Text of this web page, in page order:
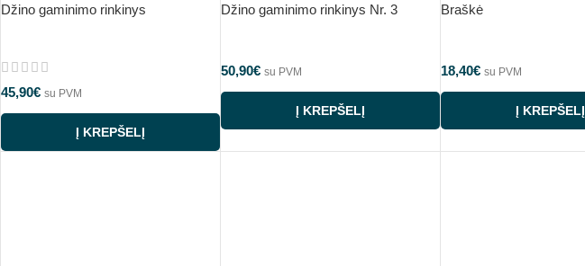
Džino gaminimo rinkinys
45,90€ su PVM
Į KREPŠELĮ
Džino gaminimo rinkinys Nr. 3
50,90€ su PVM
Į KREPŠELĮ
Braškė
18,40€ su PVM
Į KREPŠELĮ